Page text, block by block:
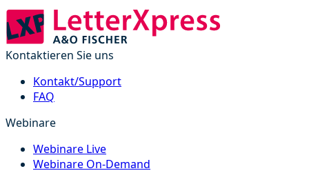
Kontaktieren Sie uns
Kontakt/Support
FAQ
Webinare
Webinare Live
Webinare On-Demand